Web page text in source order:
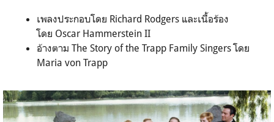
เพลงประกอบโดย Richard Rodgers และเนื้อร้อง
โดย Oscar Hammerstein II
อ้างตาม The Story of the Trapp Family Singers โดย
Maria von Trapp